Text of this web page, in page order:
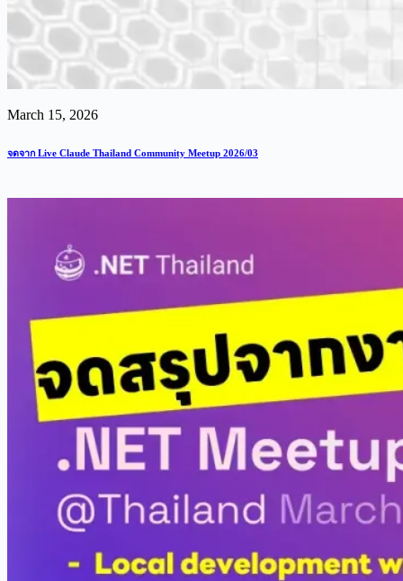
March 15, 2026
จดจาก Live Claude Thailand Community Meetup 2026/03